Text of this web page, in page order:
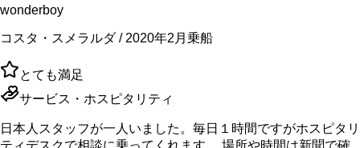
wonderboy
コスタ・スメラルダ / 2020年2月乗船
とても満足
サービス・ホスピタリティ
日本人スタッフが一人いました。毎日１時間ですがホスピタリ
ティデスクで相談に乗ってくれます。 場所や時間は新聞で確